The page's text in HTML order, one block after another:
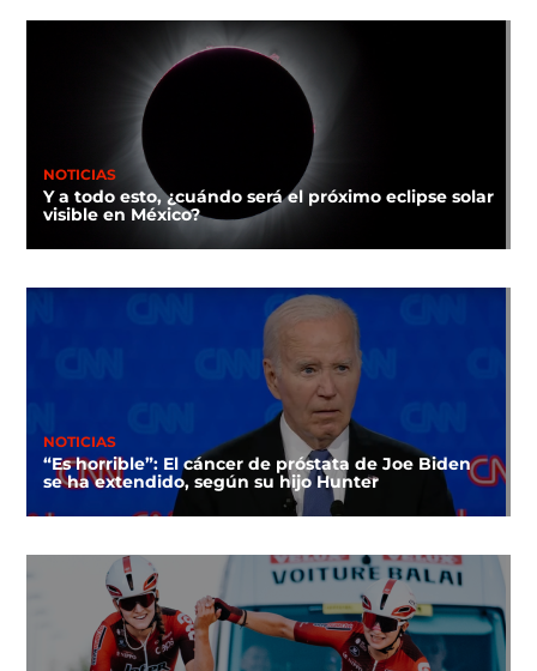
NOTICIAS
Y a todo esto, ¿cuándo será el próximo eclipse solar
visible en México?
NOTICIAS
“Es horrible”: El cáncer de próstata de Joe Biden
se ha extendido, según su hijo Hunter